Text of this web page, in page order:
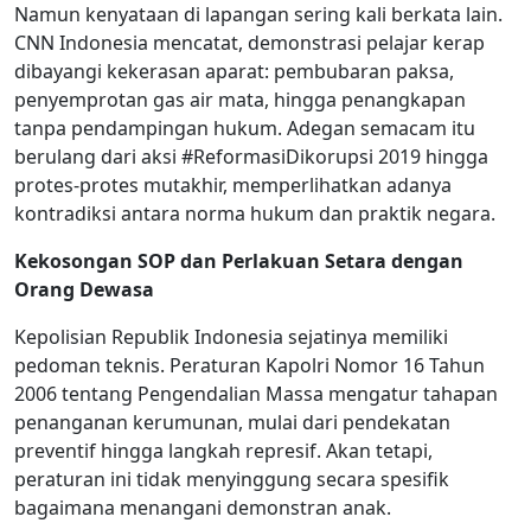
Namun kenyataan di lapangan sering kali berkata lain.
CNN Indonesia mencatat, demonstrasi pelajar kerap
dibayangi kekerasan aparat: pembubaran paksa,
penyemprotan gas air mata, hingga penangkapan
tanpa pendampingan hukum. Adegan semacam itu
berulang dari aksi #ReformasiDikorupsi 2019 hingga
protes-protes mutakhir, memperlihatkan adanya
kontradiksi antara norma hukum dan praktik negara.
Kekosongan SOP dan Perlakuan Setara dengan
Orang Dewasa
Kepolisian Republik Indonesia sejatinya memiliki
pedoman teknis. Peraturan Kapolri Nomor 16 Tahun
2006 tentang Pengendalian Massa mengatur tahapan
penanganan kerumunan, mulai dari pendekatan
preventif hingga langkah represif. Akan tetapi,
peraturan ini tidak menyinggung secara spesifik
bagaimana menangani demonstran anak.